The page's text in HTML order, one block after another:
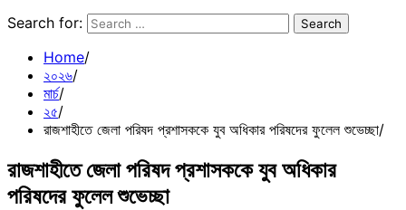
Search for:
Home
২০২৬
মার্চ
২৫
রাজশাহীতে জেলা পরিষদ প্রশাসককে যুব অধিকার পরিষদের ফুলেল শুভেচ্ছা
রাজশাহীতে জেলা পরিষদ প্রশাসককে যুব অধিকার
পরিষদের ফুলেল শুভেচ্ছা